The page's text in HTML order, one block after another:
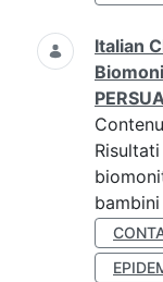
Italian
bambini